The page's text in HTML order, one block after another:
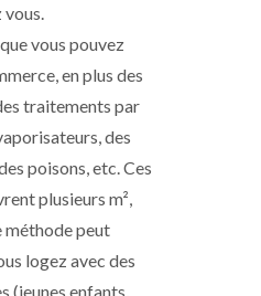
vous.
vous pouvez
en plus des
traitements par
des
poisons, etc. Ces
plusieurs m²,
méthode peut
logez avec des
(jeunes enfants,